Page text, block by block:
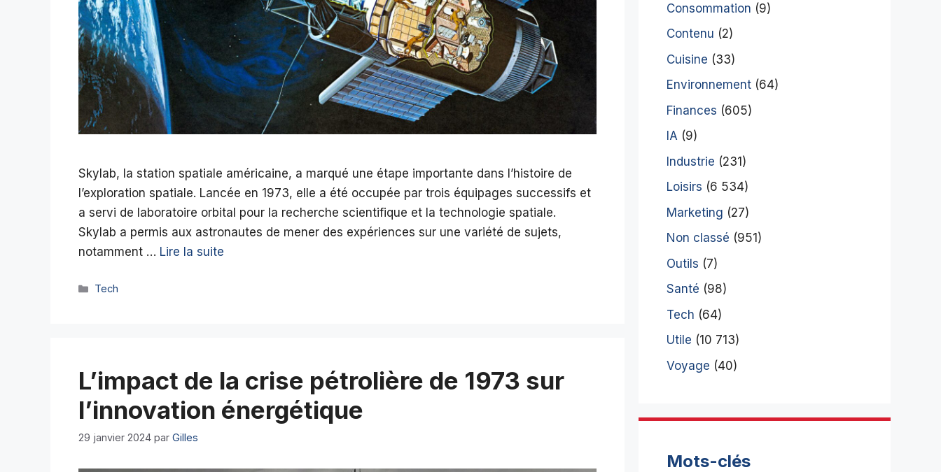
Skylab, la station spatiale américaine, a marqué une étape importante dans l’histoire de
l’exploration spatiale. Lancée en 1973, elle a été occupée par trois équipages successifs et
a servi de laboratoire orbital pour la recherche scientifique et la technologie spatiale.
Skylab a permis aux astronautes de mener des expériences sur une variété de sujets,
notamment … Lire la suite
Catégories
Tech
L’impact de la crise pétrolière de 1973 sur
l’innovation énergétique
29 janvier 2024 par Gilles
Consommation (9)
Contenu (2)
Cuisine (33)
Environnement (64)
Finances (605)
IA (9)
Industrie (231)
Loisirs (6 534)
Marketing (27)
Non classé (951)
Outils (7)
Santé (98)
Tech (64)
Utile (10 713)
Voyage (40)
Mots-clés